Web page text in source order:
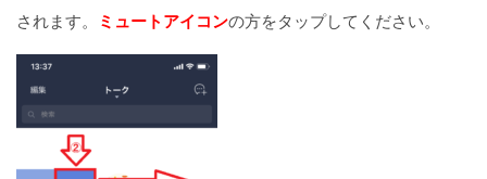
されます。
ミュートアイコンの方をタップしてください。